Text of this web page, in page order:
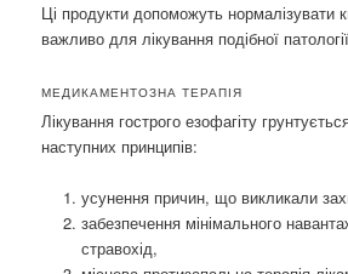
Ці продукти допоможуть нормалізувати
важливо для лікування подібної
МЕДИКАМЕНТОЗНА ТЕРАПІЯ
Лікування гострого езофагіту
наступних принципів:
усунення причин, що викликали
забезпечення мінімального
стравохід,